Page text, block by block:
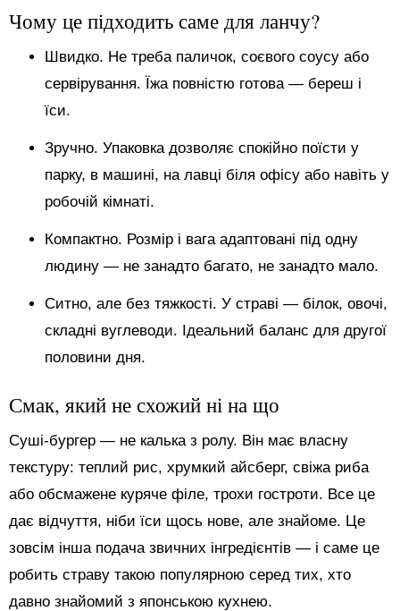
Чому це підходить саме для ланчу?
Швидко. Не треба паличок, соєвого соусу або
сервірування. Їжа повністю готова — береш і
їси.
Зручно. Упаковка дозволяє спокійно поїсти у
парку, в машині, на лавці біля офісу або навіть у
робочій кімнаті.
Компактно. Розмір і вага адаптовані під одну
людину — не занадто багато, не занадто мало.
Ситно, але без тяжкості. У страві — білок, овочі,
складні вуглеводи. Ідеальний баланс для другої
половини дня.
Смак, який не схожий ні на що
Суші-бургер — не калька з ролу. Він має власну
текстуру: теплий рис, хрумкий айсберг, свіжа риба
або обсмажене куряче філе, трохи гостроти. Все це
дає відчуття, ніби їси щось нове, але знайоме. Це
зовсім інша подача звичних інгредієнтів — і саме це
робить страву такою популярною серед тих, хто
давно знайомий з японською кухнею.